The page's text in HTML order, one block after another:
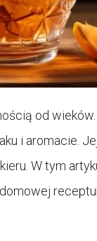
od
i aromacie.
W tym